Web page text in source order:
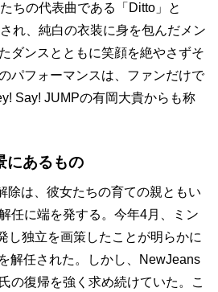
ちの代表曲である「Ditto」と
れ、純白の衣装に身を包んだメン
ダンスとともに笑顔を絶やさずそ
パフォーマンスは、ファンだけで
Say! JUMPの有岡大貴からも称
にあるもの
除は、彼女たちの育ての親ともい
任に端を発する。今年4月、ミン
し独立を画策したことが明らかに
解任された。しかし、NewJeans
の復帰を強く求め続けていた。こ